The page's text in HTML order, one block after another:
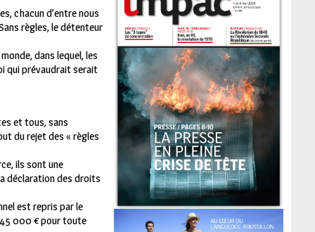
chacun d’entre nous
règles, le détenteur
dans lequel, les
qui prévaudrait serait
et tous, sans
du rejet des « règles
ils sont une
déclaration des droits
est repris par le
45 000 € pour toute